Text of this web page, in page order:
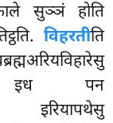
सुञ्ञं होति
विहरतीति
इध पन